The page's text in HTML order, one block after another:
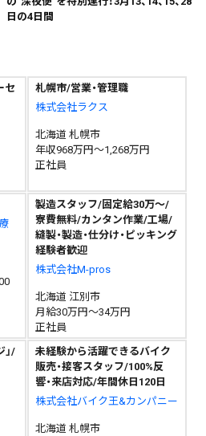
日の4日間
セ
札幌市/営業・管理職
株式会社ラクス
北海道 札幌市
年収968万円～1,268万円
正社員
製造スタッフ/固定給30万～/
寮費無料/カンタン作業/工場/
縫製・製造・仕分け・ピッキング
経験者歓迎
株式会社M-pros
北海道 江別市
月給30万円～34万円
正社員
」/
未経験から活躍できるバイク
販売・接客スタッフ/100%反
響・来店対応/年間休日120日
株式会社バイク王&カンパニー
北海道 札幌市